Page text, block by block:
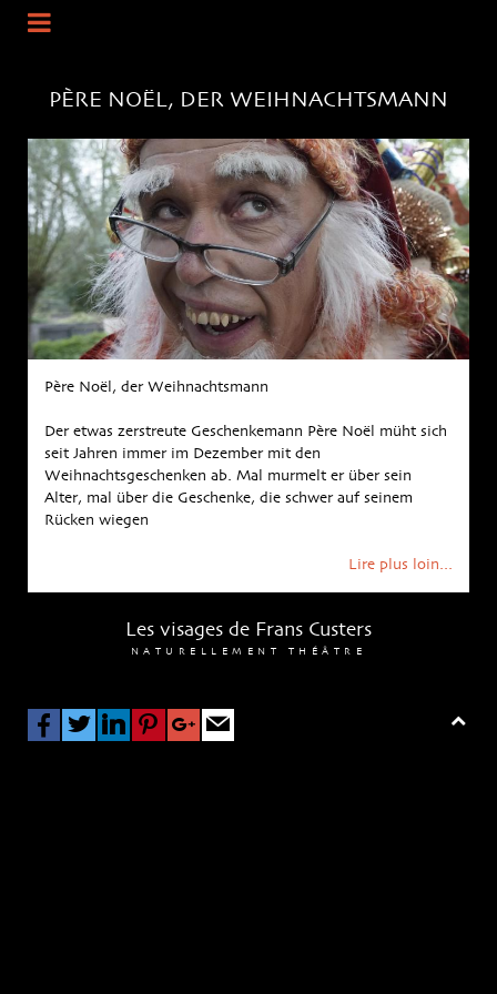
PÈRE NOËL, DER WEIHNACHTSMANN
Père Noël, der Weihnachtsmann
Der etwas zerstreute Geschenkemann Père Noël müht sich
seit Jahren immer im Dezember mit den
Weihnachtsgeschenken ab. Mal murmelt er über sein
Alter, mal über die Geschenke, die schwer auf seinem
Rücken wiegen
Lire plus loin...
Les visages de Frans Custers
NATURELLEMENT THÉÂTRE